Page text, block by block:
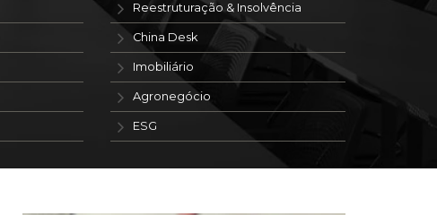
Reestruturação & Insolvência
China Desk
Imobiliário
Agronegócio
ESG